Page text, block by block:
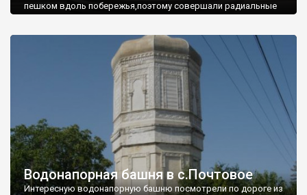
пешком вдоль побережья,поэтому совершали радиальные
Водонапорная башня в с.Почтовое
Интересную водонапорную башню посмотрели по дороге из